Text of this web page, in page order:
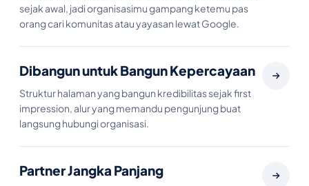
sejak awal, jadi organisasimu gampang ketemu pas
orang cari komunitas atau yayasan lewat Google.
Dibangun untuk Bangun Kepercayaan
Struktur halaman yang bangun kredibilitas sejak first
impression, alur yang memandu pengunjung buat
langsung hubungi organisasi.
Partner Jangka Panjang